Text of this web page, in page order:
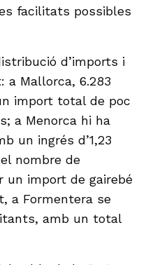
facilitats possibles
d’imports i
a Mallorca, 6.283
import total de poc
a Menorca hi ha
un ingrés d’1,23
nombre de
un import de gairebé
a Formentera se
amb un total